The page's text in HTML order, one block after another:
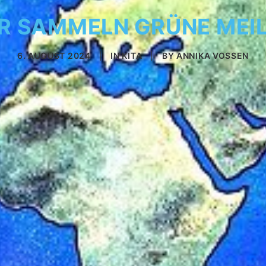
SAMMELN GRÜNE
6. AUGUST 2024 | INKITA | BYANNIKA VOSSEN